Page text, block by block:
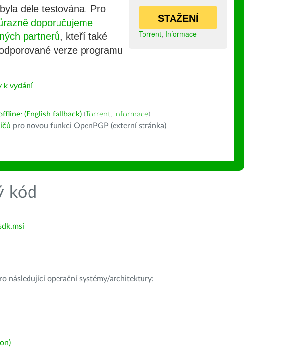
STAŽENÍ
Torrent, Informace
déle testována. Pro
doporučujeme
partnerů, kteří také
verze programu
k vydání
(English fallback) (Torrent, Informace)
pro novou funkci OpenPGP (externí stránka)
kód
následující operační systémy/architektury: